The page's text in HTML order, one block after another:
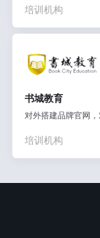
培训机构
书城教育
对外搭建品牌官网
培训机构